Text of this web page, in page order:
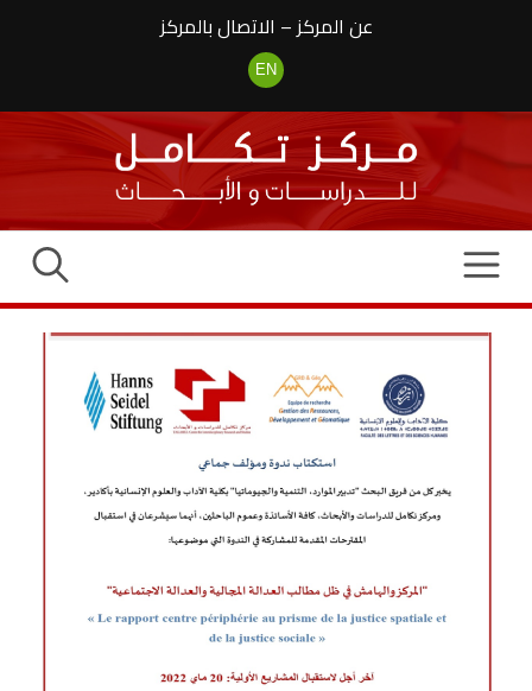
عن المركز– الاتصال بالمركز
EN